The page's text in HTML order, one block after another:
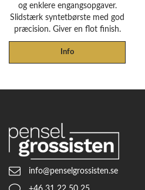
og enklere engangsopgaver.
Slidstærk syntetbørste med god
præcision. Giver en flot finish.
Info
info@penselgrossisten.se